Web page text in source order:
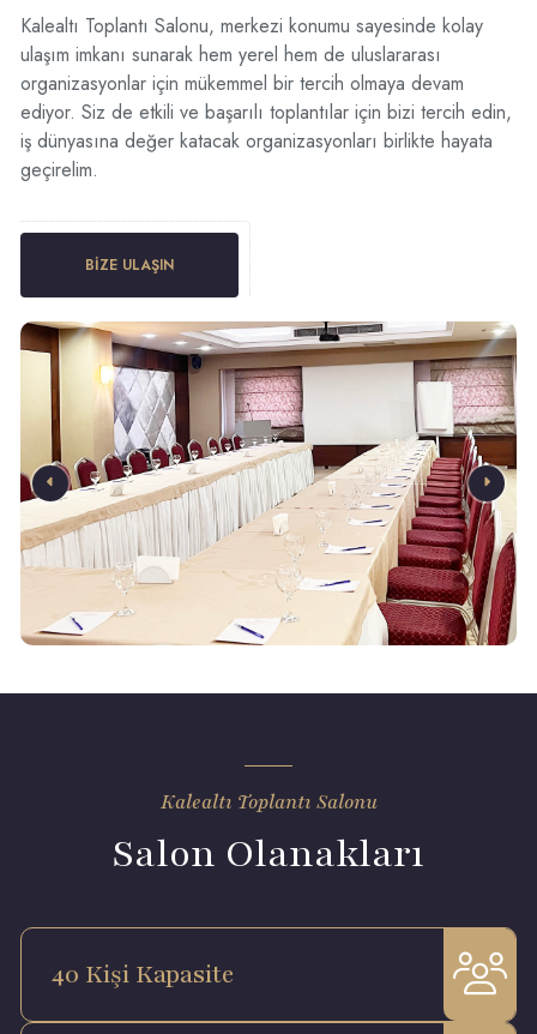
Kalealtı Toplantı Salonu, merkezi konumu sayesinde kolay
ulaşım imkanı sunarak hem yerel hem de uluslararası
organizasyonlar için mükemmel bir tercih olmaya devam
ediyor. Siz de etkili ve başarılı toplantılar için bizi tercih edin,
iş dünyasına değer katacak organizasyonları birlikte hayata
geçirelim.
BIZE ULAŞIN
Kalealtı Toplantı Salonu
Salon Olanakları
40 Kişi Kapasite